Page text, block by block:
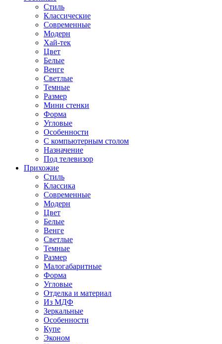
Стиль
Классические
Современные
Модерн
Хай-тек
Цвет
Белые
Венге
Светлые
Темные
Размер
Мини стенки
Форма
Угловые
Особенности
С компьютерным столом
Назначение
Под телевизор
Прихожие
Стиль
Классика
Современные
Модерн
Цвет
Белые
Венге
Светлые
Темные
Размер
Малогабаритные
Форма
Угловые
Отделка и материал
Из МДФ
Зеркальные
Особенности
Купе
Эконом